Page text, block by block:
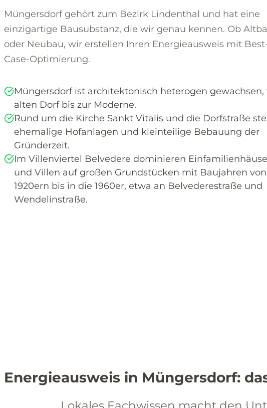
Müngersdorf gehört zum Bezirk Lindenthal und hat eine
einzigartige Bausubstanz, die wir genau kennen. Ob
oder Neubau, wir erstellen Ihren Energieausweis mit
Case-Optimierung.
Müngersdorf ist architektonisch heterogen gewachsen,
alten Dorf bis zur Moderne.
Rund um die Kirche Sankt Vitalis und die Dorfstraße
ehemalige Hofanlagen und kleinteilige Bebauung der
Gründerzeit.
Im Villenviertel Belvedere dominieren
und Villen auf großen Grundstücken mit Baujahren
1920ern bis in die 1960er, etwa an Belvederestraße und
Wendelinstraße.
Energieausweis in Müngersdorf: